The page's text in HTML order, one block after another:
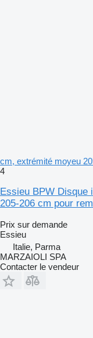
cm, extrémité moyeu
4
Essieu BPW Disque
205-206 cm pour
Prix sur demande
Essieu
Italie, Parma
MARZAIOLI SPA
Contacter le vendeur